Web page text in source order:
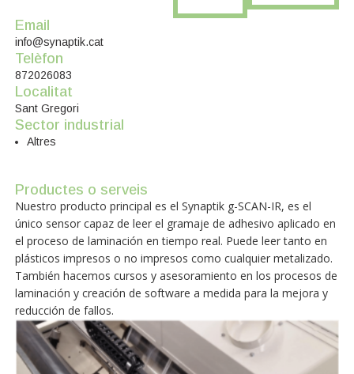
Email
info@synaptik.cat
Telèfon
872026083
Localitat
Sant Gregori
Sector industrial
Altres
Productes o serveis
Nuestro producto principal es el Synaptik g-SCAN-IR, es el
único sensor capaz de leer el gramaje de adhesivo aplicado en
el proceso de laminación en tiempo real. Puede leer tanto en
plásticos impresos o no impresos como cualquier metalizado.
También hacemos cursos y asesoramiento en los procesos de
laminación y creación de software a medida para la mejora y
reducción de fallos.